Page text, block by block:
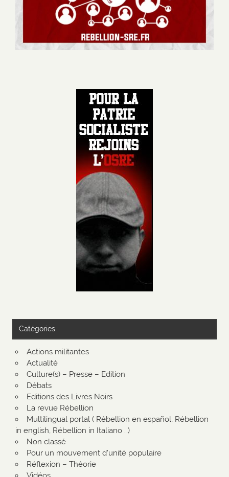
Catégories
Actions militantes
Actualité
Culture(s) – Presse – Edition
Débats
Editions des Livres Noirs
La revue Rébellion
Multilingual portal ( Rébellion en español, Rébellion
in english, Rébellion in Italiano …)
Non classé
Pour un mouvement d'unité populaire
Réflexion – Théorie